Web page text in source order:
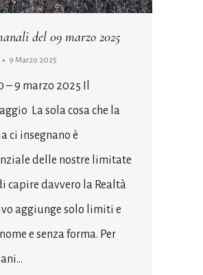
del 09 marzo 2025
9 Marzo 2025
– 9 marzo 2025 Il
La sola cosa che la
ci insegnano è
delle nostre limitate
capire davvero la Realtà
aggiunge solo limiti e
e senza forma. Per